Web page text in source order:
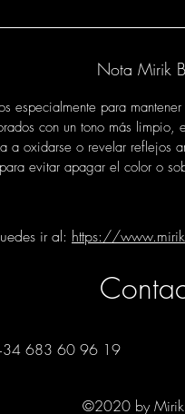
Nota Mirik
especialmente para
con un tono más limpio,
a oxidarse o revelar reflejos
para evitar apagar el color o
ir al: https://
683 60 96 19
©2020 by Mirik